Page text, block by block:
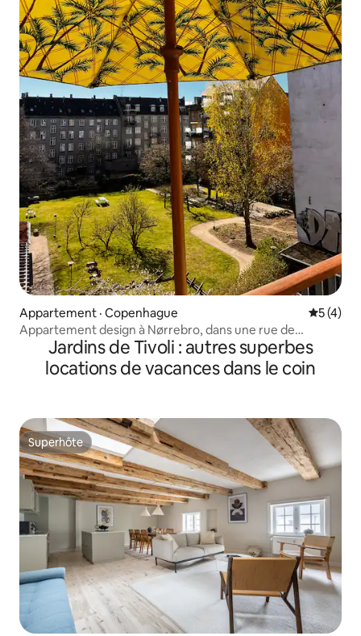
Appartement · Copenhague Note
5 (4)
Appartement design à Nørrebro, dans une rue de
restaurants.
Jardins de Tivoli : autres superbes
locations de vacances dans le coin
Superhôte
Superhôte